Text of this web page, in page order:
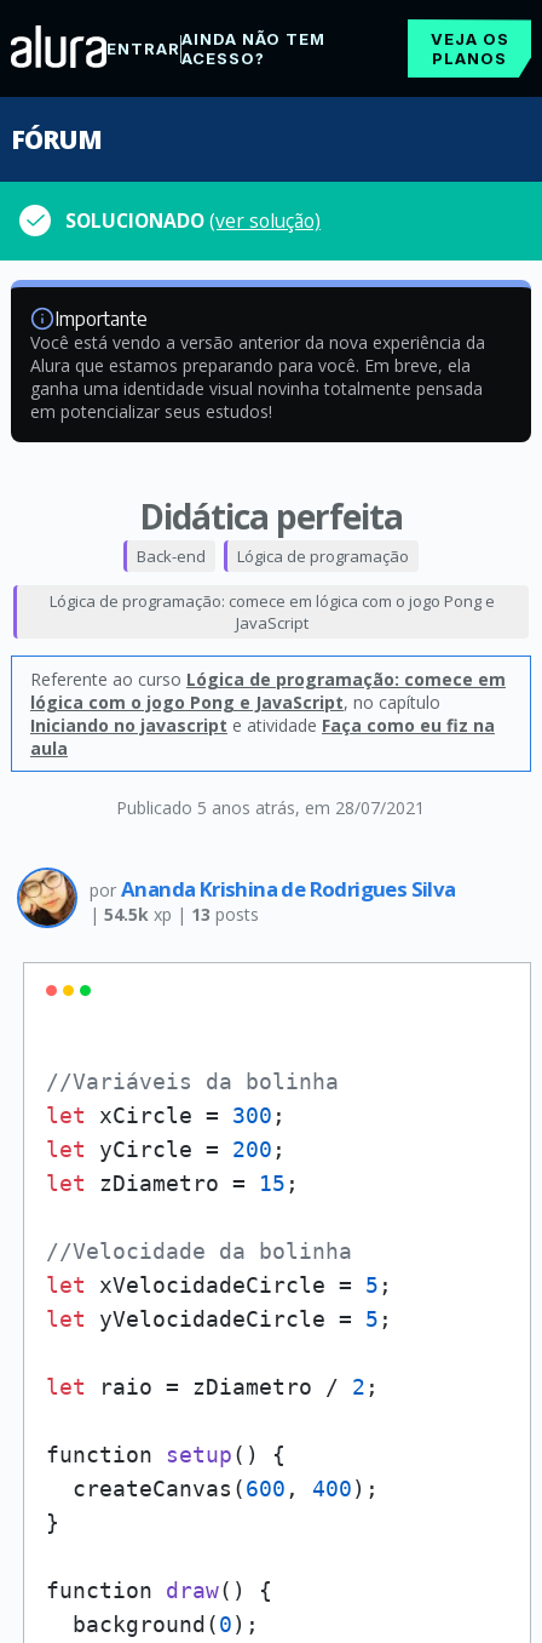
ENTRARAINDA NÃO TEM
ACESSO?
VEJA OS
PLANOS
FÓRUM
SOLUCIONADO(ver solução)
Importante
Você está vendo a versão anterior da nova experiência da
Alura que estamos preparando para você. Em breve, ela
ganha uma identidade visual novinha totalmente pensada
em potencializar seus estudos!
Didática perfeita
Publicado 5 anos atrás, em 28/07/2021
Back-end Lógica de programação
Lógica de programação: comece em lógica com o jogo Pong e
JavaScript
Referente ao curso Lógica de programação: comece em
lógica com o jogo Pong e JavaScript, no capítulo
Iniciando no javascript e atividade Faça como eu fiz na
aula
por Ananda Krishina de Rodrigues Silva
| 54.5kxp | 13 posts
//Variáveis da bolinha
let xCircle = 300
let yCircle = 200
let zDiametro = 15 ;
//Velocidade da bolinha
let xVelocidadeCircle = 5
let yVelocidadeCircle = 5 ;
let raio = zDiametro / 2 ;
function setup()
{
  createCanvas(
600 , 400);
}
function draw()
{
  background(
0);